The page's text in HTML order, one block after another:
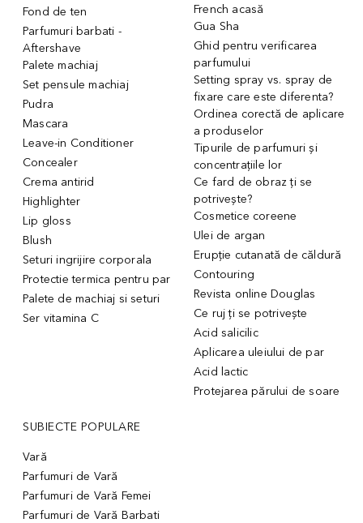
Fond de ten
Parfumuri barbati -
Aftershave
Palete machiaj
Set pensule machiaj
Pudra
Mascara
Leave-in Conditioner
Concealer
Crema antirid
Highlighter
Lip gloss
Blush
Seturi ingrijire corporala
Protectie termica pentru par
Palete de machiaj si seturi
Ser vitamina C
French acasă
Gua Sha
Ghid pentru verificarea
parfumului
Setting spray vs. spray de
fixare care este diferenta?
Ordinea corectă de aplicare
a produselor
Tipurile de parfumuri și
concentrațiile lor
Ce fard de obraz ți se
potrivește?
Cosmetice coreene
Ulei de argan
Erupție cutanată de căldură
Contouring
Revista online Douglas
Ce ruj ți se potrivește
Acid salicilic
Aplicarea uleiului de par
Acid lactic
Protejarea părului de soare
SUBIECTE POPULARE
Vară
Parfumuri de Vară
Parfumuri de Vară Femei
Parfumuri de Vară Barbati